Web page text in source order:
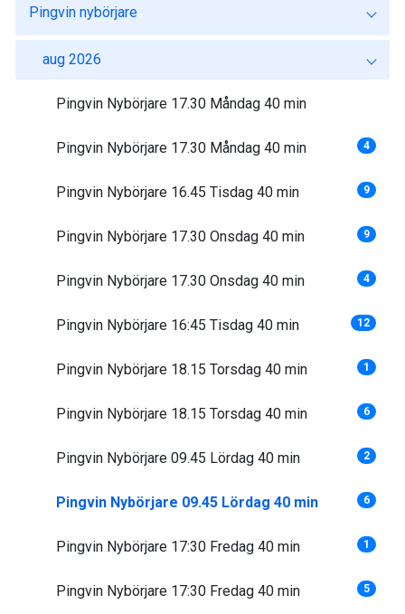
Pingvin nybörjare
aug 2026
Pingvin Nybörjare 17.30 Måndag 40 min
Pingvin Nybörjare 17.30 Måndag 40 min 4
Pingvin Nybörjare 16.45 Tisdag 40 min 9
Pingvin Nybörjare 17.30 Onsdag 40 min 9
Pingvin Nybörjare 17.30 Onsdag 40 min 4
Pingvin Nybörjare 16:45 Tisdag 40 min 12
Pingvin Nybörjare 18.15 Torsdag 40 min 1
Pingvin Nybörjare 18.15 Torsdag 40 min 6
Pingvin Nybörjare 09.45 Lördag 40 min 2
Pingvin Nybörjare 09.45 Lördag 40 min 6
Pingvin Nybörjare 17:30 Fredag 40 min 1
Pingvin Nybörjare 17:30 Fredag 40 min 5